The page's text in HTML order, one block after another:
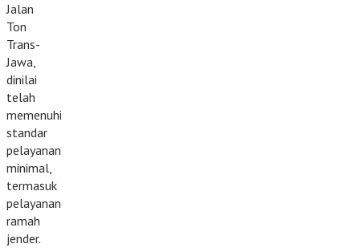
Jalan
Ton
Trans-
Jawa,
dinilai
telah
memenuhi
standar
pelayanan
minimal,
termasuk
pelayanan
ramah
jender.